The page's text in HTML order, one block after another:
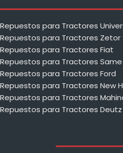
Repuestos para Tractores
Repuestos para Tractores Zetor
Repuestos para Tractores Fiat
Repuestos para Tractores Same
Repuestos para Tractores Ford
Repuestos para Tractores New
Repuestos para Tractores
Repuestos para Tractores Deutz